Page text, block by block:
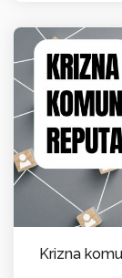
Krizna